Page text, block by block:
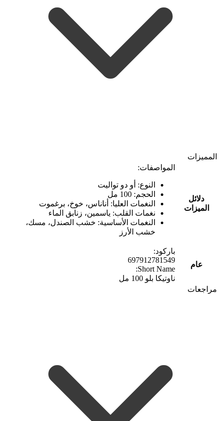
المميزات
دلائل
الميزات
المواصفات:
النوع: أو دو تواليت
الحجم: 100 مل
النغمات العليا: أناناس، خوخ، برغموت
نغمات القلب: ياسمين، زنابق الماء
النغمات الأساسية: خشب الصندل، مسك،
خشب الأرز
عام
باركود:
697912781549
Short Name:
ناوتيكا بلو 100 مل
مراجعات